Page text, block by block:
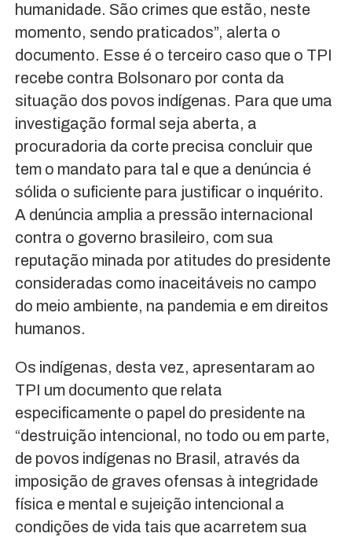
humanidade. São crimes que estão, neste
momento, sendo praticados”, alerta o
documento. Esse é o terceiro caso que o TPI
recebe contra Bolsonaro por conta da
situação dos povos indígenas. Para que uma
investigação formal seja aberta, a
procuradoria da corte precisa concluir que
tem o mandato para tal e que a denúncia é
sólida o suficiente para justificar o inquérito.
A denúncia amplia a pressão internacional
contra o governo brasileiro, com sua
reputação minada por atitudes do presidente
consideradas como inaceitáveis no campo
do meio ambiente, na pandemia e em direitos
humanos.
Os indígenas, desta vez, apresentaram ao
TPI um documento que relata
especificamente o papel do presidente na
“destruição intencional, no todo ou em parte,
de povos indígenas no Brasil, através da
imposição de graves ofensas à integridade
física e mental e sujeição intencional a
condições de vida tais que acarretem sua